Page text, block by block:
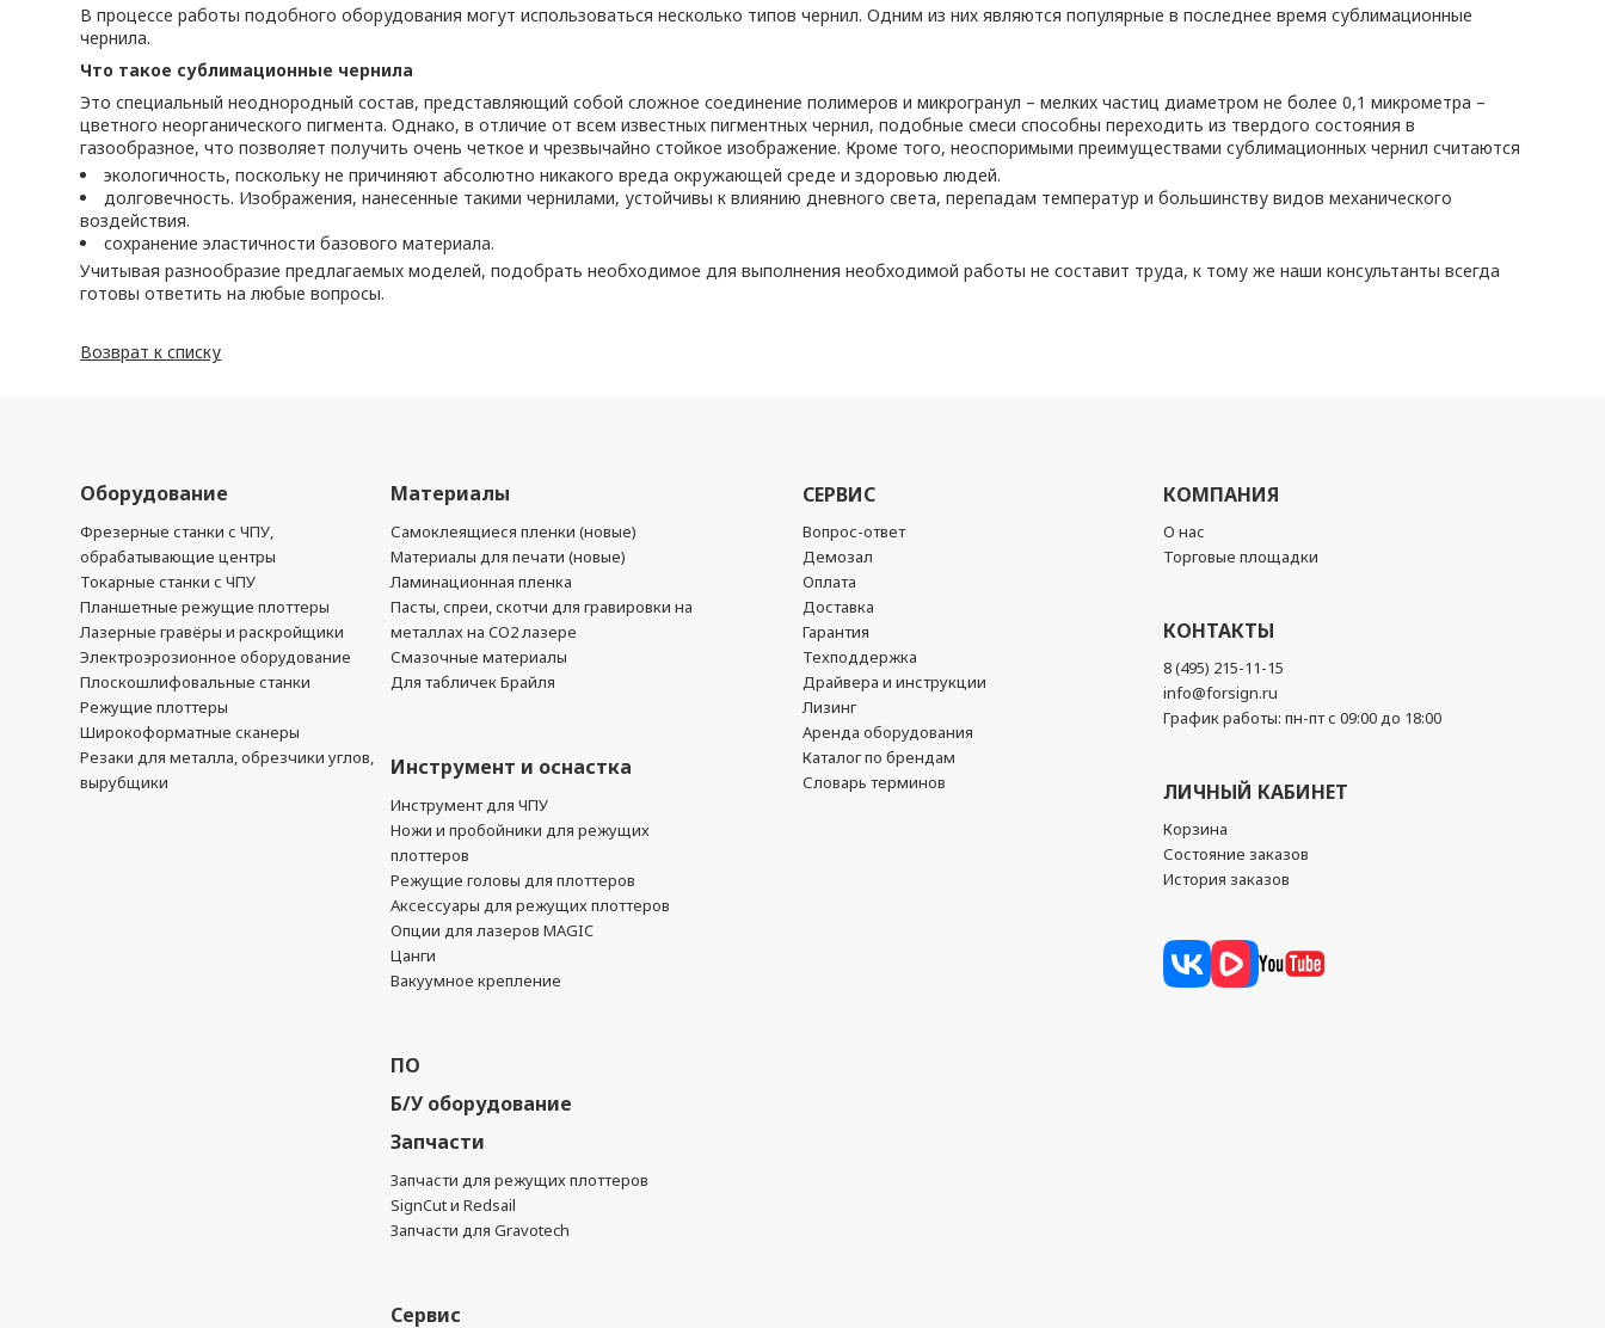
В процессе работы подобного оборудования могут использоваться несколько типов чернил. Одним из них являются популярные в последнее время сублимационные
чернила.
Что такое сублимационные чернила
Это специальный неоднородный состав, представляющий собой сложное соединение полимеров и микрогранул – мелких частиц диаметром не более 0,1 микрометра –
цветного неорганического пигмента. Однако, в отличие от всем известных пигментных чернил, подобные смеси способны переходить из твердого состояния в
газообразное, что позволяет получить очень четкое и чрезвычайно стойкое изображение. Кроме того, неоспоримыми преимуществами сублимационных чернил считаются
экологичность, поскольку не причиняют абсолютно никакого вреда окружающей среде и здоровью людей.
долговечность. Изображения, нанесенные такими чернилами, устойчивы к влиянию дневного света, перепадам температур и большинству видов механического
воздействия.
сохранение эластичности базового материала.
Учитывая разнообразие предлагаемых моделей, подобрать необходимое для выполнения необходимой работы не составит труда, к тому же наши консультанты всегда
готовы ответить на любые вопросы.
Возврат к списку
Оборудование
Фрезерные станки с ЧПУ,
обрабатывающие центры
Токарные станки с ЧПУ
Планшетные режущие плоттеры
Лазерные гравёры и раскройщики
Электроэрозионное оборудование
Плоскошлифовальные станки
Режущие плоттеры
Широкоформатные сканеры
Резаки для металла, обрезчики углов,
вырубщики
Материалы
Самоклеящиеся пленки (новые)
Материалы для печати (новые)
Ламинационная пленка
Пасты, спреи, скотчи для гравировки на
металлах на CO2 лазере
Смазочные материалы
Для табличек Брайля
Инструмент и оснастка
Инструмент для ЧПУ
Ножи и пробойники для режущих
плоттеров
Режущие головы для плоттеров
Аксессуары для режущих плоттеров
Опции для лазеров MAGIC
Цанги
Вакуумное крепление
ПО
Б/У оборудование
Запчасти
Запчасти для режущих плоттеров
SignCut и Redsail
Запчасти для Gravotech
Сервис
СЕРВИС
Вопрос-ответ
Демозал
Оплата
Доставка
Гарантия
Техподдержка
Драйвера и инструкции
Лизинг
Аренда оборудования
Каталог по брендам
Словарь терминов
КОМПАНИЯ
О нас
Торговые площадки
КОНТАКТЫ
8 (495) 215-11-15
info@forsign.ru
График работы: пн-пт с 09:00 до 18:00
ЛИЧНЫЙ КАБИНЕТ
Корзина
Состояние заказов
История заказов